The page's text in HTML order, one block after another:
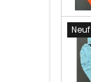
Neuf